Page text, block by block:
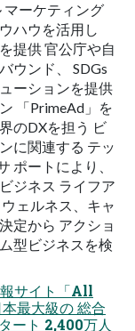
マーケティング
ハウを活用し
提供 官公庁や自
ウンド、 SDGs
ーションを提供
「PrimeAd」を
のDXを担う ビ
に関連する テッ
ポートにより、
ジネス ライフア
ェルネス、キャ
定から アクショ
型ビジネスを検
サイト「All
最大級の 総合
ート 2,400万人